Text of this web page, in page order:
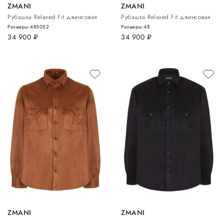
ZMANI
Рубашка Relaxed Fit джинсовая
34 900 руб.
Размеры:485052
ZMANI
Рубашка Relaxed Fit джинсовая
34 900 руб.
Размеры:48
ZMANI ZMANI